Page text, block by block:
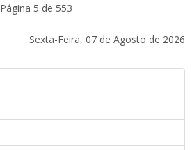
Página 5 de 553
Sexta-Feira, 07 de Agosto de 2026